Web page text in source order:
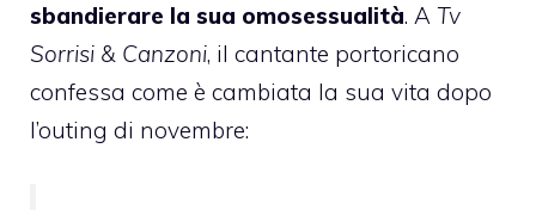
sbandierare la sua omosessualità. A Tv
Sorrisi & Canzoni, il cantante portoricano
confessa come è cambiata la sua vita dopo
l’outing di novembre: